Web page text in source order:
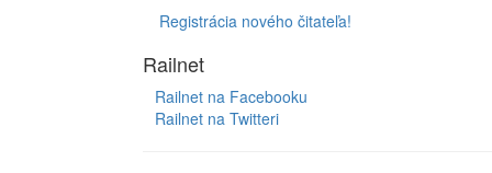
Registrácia nového čitateľa!
Railnet
Railnet na Facebooku
Railnet na Twitteri